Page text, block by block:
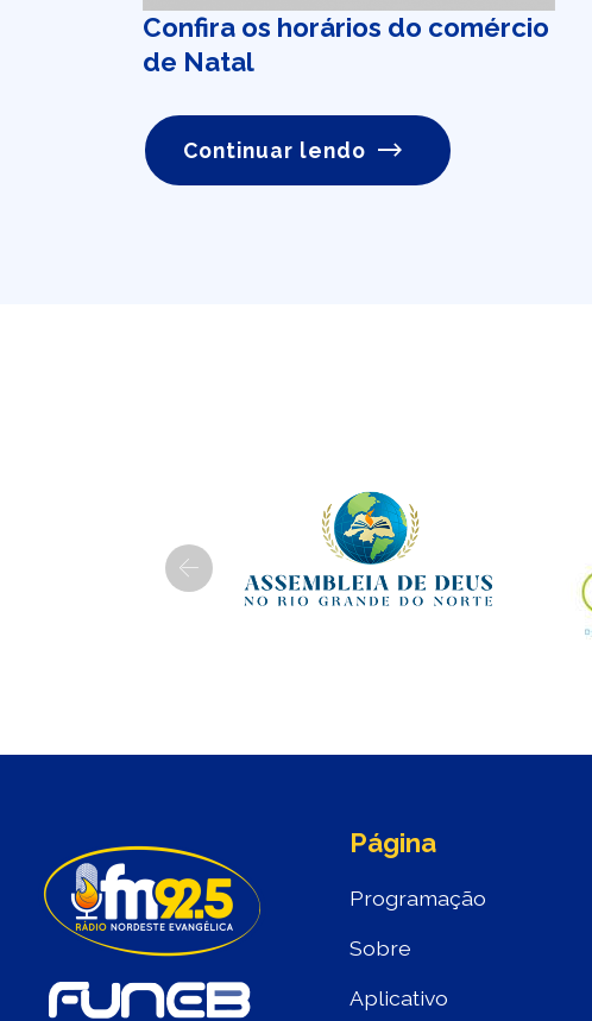
Confira os horários do comércio
de Natal
Continuar lendo
Previous
Página
Programação
Sobre
Aplicativo